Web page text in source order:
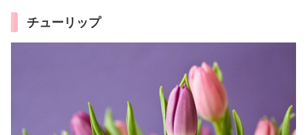
チューリップ